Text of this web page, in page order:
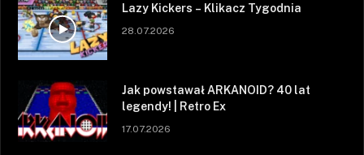
Lazy Kickers – Klikacz Tygodnia
28.07.2026
Jak powstawał ARKANOID? 40 lat
legendy! | Retro Ex
17.07.2026